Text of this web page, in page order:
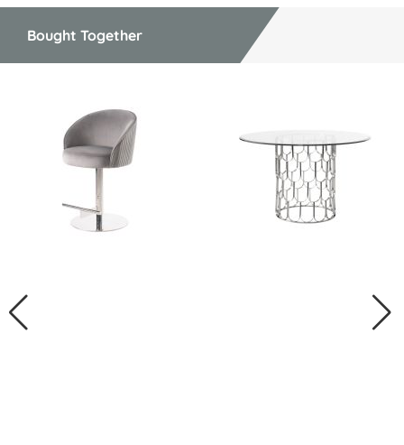
Bought Together